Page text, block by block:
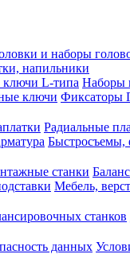
и наборы
напильники
L-типа Наборы
ключи Фиксаторы
Радиальные
Быстросъемы,
станки
Мебель,
станков
данных